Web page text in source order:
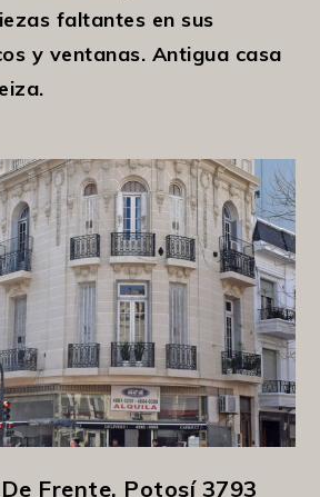
faltantes en sus
y ventanas. Antigua casa
Frente, Potosí 3793